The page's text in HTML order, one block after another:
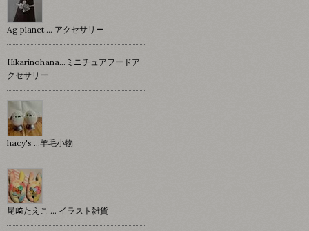
Ag planet … アクセサリー
Hikarinohana…ミニチュアフードア
クセサリー
hacy's …羊毛小物
尾﨑たえこ … イラスト雑貨